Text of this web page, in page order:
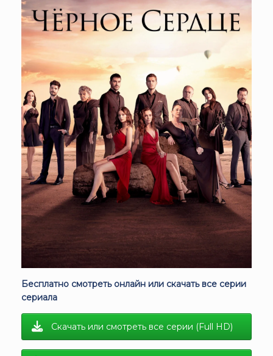
Бесплатно смотреть онлайн или скачать все серии
сериала
Скачать или смотреть все серии (Full HD)